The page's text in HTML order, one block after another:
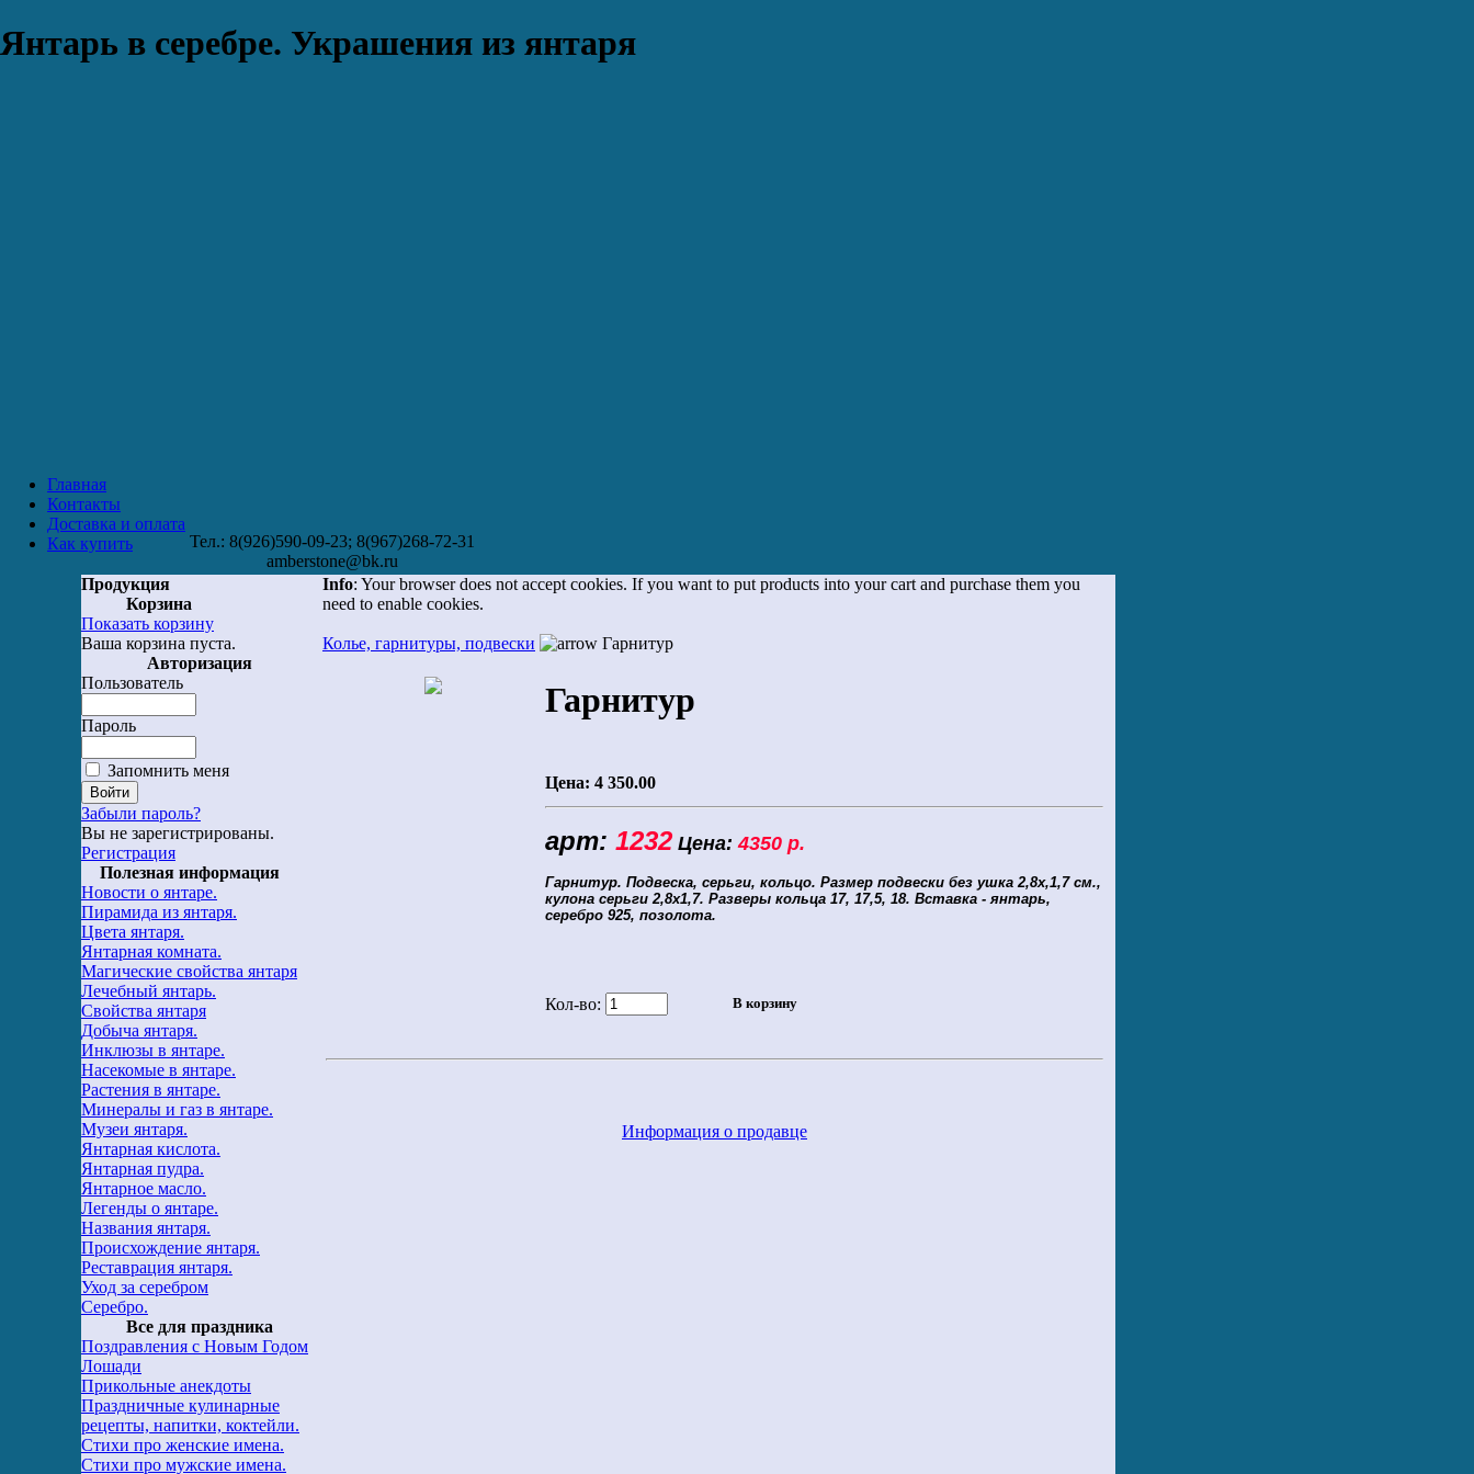
Янтарь в серебре. Украшения из янтаря
Главная
Контакты
Доставка и оплата
Как купить
Тел.: 8(926)590-09-23; 8(967)268-72-31
amberstone@bk.ru
Продукция
Корзина
Показать корзину
Ваша корзина пуста.
Авторизация
Пользователь
Пароль
Запомнить меня
Забыли пароль?
Вы не зарегистрированы.
Регистрация
Полезная информация
Новости о янтаре.
Пирамида из янтаря.
Цвета янтаря.
Янтарная комната.
Магические свойства янтаря
Лечебный янтарь.
Свойства янтаря
Добыча янтаря.
Инклюзы в янтаре.
Насекомые в янтаре.
Растения в янтаре.
Минералы и газ в янтаре.
Музеи янтаря.
Янтарная кислота.
Янтарная пудра.
Янтарное масло.
Легенды о янтаре.
Названия янтаря.
Происхождение янтаря.
Реставрация янтаря.
Уход за серебром
Серебро.
Все для праздника
Поздравления с Новым Годом
Лошади
Прикольные анекдоты
Праздничные кулинарные
рецепты, напитки, коктейли.
Стихи про женские имена.
Стихи про мужские имена.
Info: Your browser does not accept cookies. If you want to put products into your cart and purchase them you
need to enable cookies.
Колье, гарнитуры, подвески Гарнитур
Гарнитур
Цена: 4 350.00
арт: 1232 Цена: 4350 р.
Гарнитур. Подвеска, серьги, кольцо. Размер подвески без ушка 2,8х,1,7 см.,
кулона серьги 2,8х1,7. Разверы кольца 17, 17,5, 18. Вставка - янтарь,
серебро 925, позолота.
Кол-во:
Информация о продавце